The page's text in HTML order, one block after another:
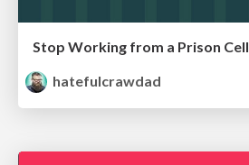
Stop Working from a Prison Cell
hatefulcrawdad